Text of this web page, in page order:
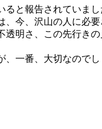
ると報告されていまし
、今、沢山の人に必要
透明さ、この先行き
、一番、大切なのでし